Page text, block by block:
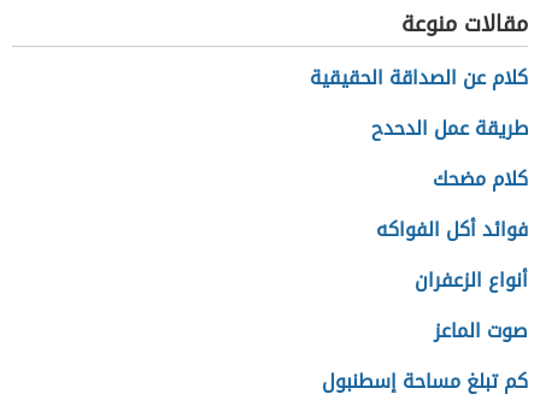
مقالات منوعة
كلام عن الصداقة الحقيقية
طريقة عمل الدحدح
كلام مضحك
فوائد أكل الفواكه
أنواع الزعفران
صوت الماعز
كم تبلغ مساحة إسطنبول